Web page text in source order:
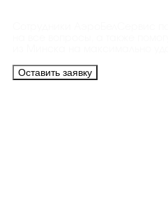
Оставить заявку